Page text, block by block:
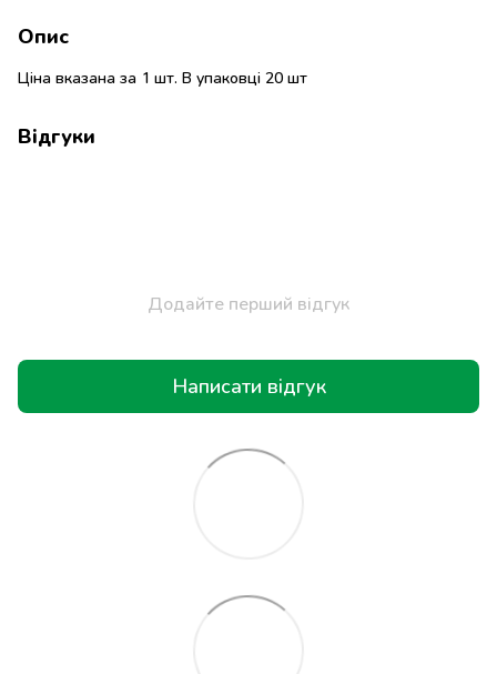
Опис
Ціна вказана за 1 шт. В упаковці 20 шт
Відгуки
Додайте перший відгук
Написати відгук